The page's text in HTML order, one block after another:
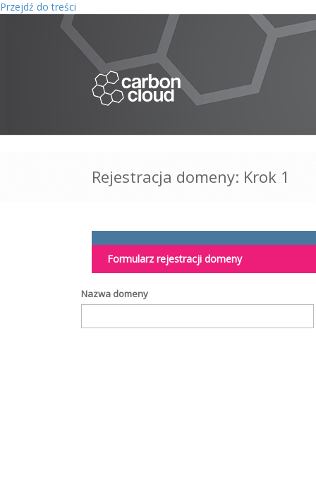
Przejdź do treści
Rejestracja domeny: Krok 1
Formularz rejestracji domeny
Nazwa domeny